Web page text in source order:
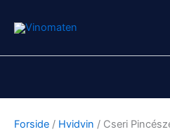
Forside / Hvidvin / Cseri
Pincészet
-